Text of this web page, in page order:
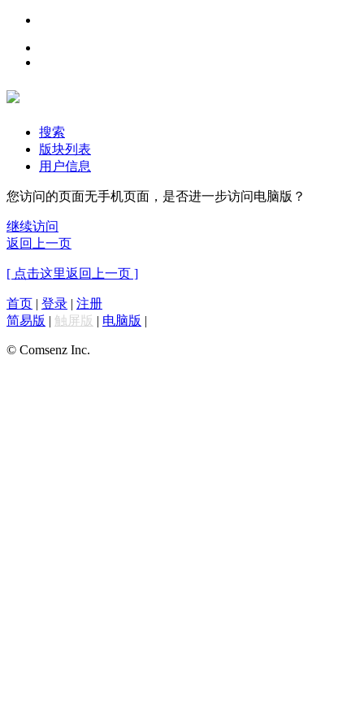
搜索
版块列表
用户信息
您访问的页面无手机页面，是否进一步访问电脑版？
继续访问
返回上一页
[ 点击这里返回上一页 ]
首页 | 登录 | 注册
简易版 | 触屏版 | 电脑版 |
© Comsenz Inc.